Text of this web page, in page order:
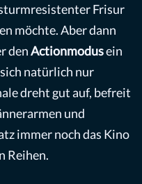
Frisur
möchte. Aber dann
denActionmodusein
natürlich nur
dreht gut auf, befreit
und
immer noch das Kino
Reihen.